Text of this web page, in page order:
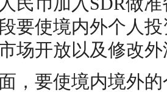
要使境内外个人
场开放以及修改
要使境内境外的